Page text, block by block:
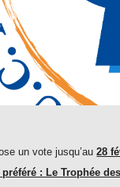
un vote jusqu’au28
: Le Trophée